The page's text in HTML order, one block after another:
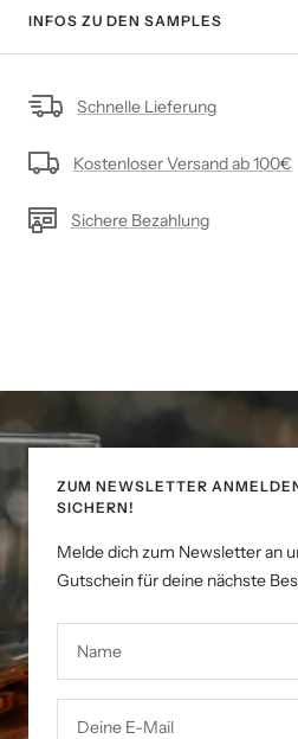
INFOS ZU DEN SAMPLES
Schnelle Lieferung
Kostenloser Versand ab 100€
Sichere Bezahlung
ZUM NEWSLETTER
SICHERN!
Melde dich zum Newsletter an
Gutschein für deine nächste
Name
Deine E-Mail